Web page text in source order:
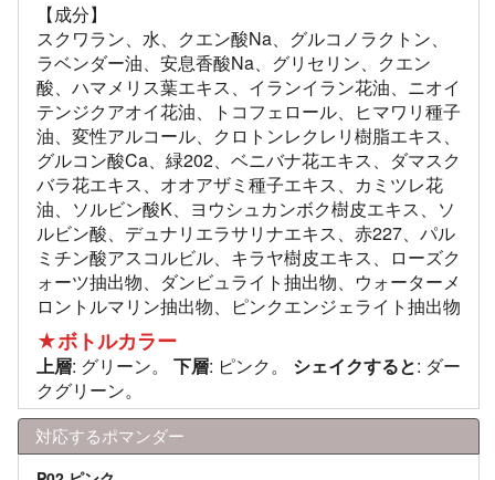
【成分】
スクワラン、水、クエン酸Na、グルコノラクトン、
ラベンダー油、安息香酸Na、グリセリン、クエン
酸、ハマメリス葉エキス、イランイラン花油、ニオイ
テンジクアオイ花油、トコフェロール、ヒマワリ種子
油、変性アルコール、クロトンレクレリ樹脂エキス、
グルコン酸Ca、緑202、ベニバナ花エキス、ダマスク
バラ花エキス、オオアザミ種子エキス、カミツレ花
油、ソルビン酸K、ヨウシュカンボク樹皮エキス、ソ
ルビン酸、デュナリエラサリナエキス、赤227、パル
ミチン酸アスコルビル、キラヤ樹皮エキス、ローズク
ォーツ抽出物、ダンビュライト抽出物、ウォーターメ
ロントルマリン抽出物、ピンクエンジェライト抽出物
★ボトルカラー
上層: グリーン。 下層: ピンク。 シェイクすると: ダー
クグリーン。
対応するポマンダー